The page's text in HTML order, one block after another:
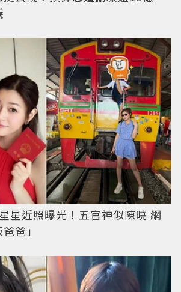
星近照曝光！五官神似陳曉 網
爸」